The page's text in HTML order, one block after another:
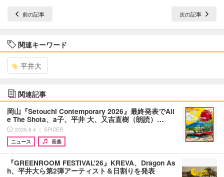
前の記事 次の記事
関連キーワード
平井大
関連記事
岡山『Setouchi Contemporary 2026』最終発表でAil
e The Shota、a子、平井 大、又吉直樹（朗読）…
2026.8.4 ｜ SPICER
ニュース
音楽
『GREENROOM FESTIVAL’26』KREVA、Dragon As
h、平井大ら第2弾アーティスト＆日割りを発表